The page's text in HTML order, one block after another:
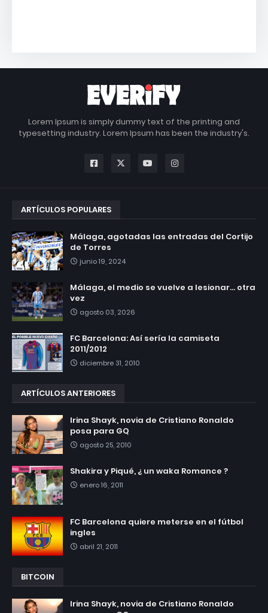
Lorem Ipsum is simply dummy text of the printing and
typesetting industry. Lorem Ipsum has been the industry's.
ARTÍCULOS POPULARES
Málaga, agotadas las entradas del Cortijo
de Torres
junio 19, 2024
Málaga, el medio se vuelve a lesionar... otra
vez
agosto 03, 2026
FC Barcelona: Así sería la camiseta
2011/2012
diciembre 31, 2010
ARTÍCULOS ANTERIORES
Irina Shayk, novia de Cristiano Ronaldo
posa para GQ
agosto 25, 2010
Shakira y Piqué, ¿ un waka Romance ?
enero 16, 2011
FC Barcelona quiere meterse en el fútbol
ingles
abril 21, 2011
BITCOIN
Irina Shayk, novia de Cristiano Ronaldo